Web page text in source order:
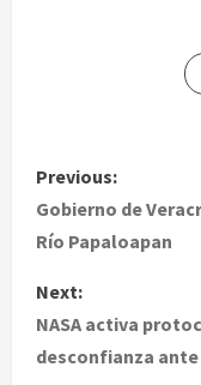
P
o
t
n
Previous:
Gobierno de
Río Papaloapan
Next:
NASA activa
desconfianza